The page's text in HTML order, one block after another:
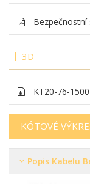
3D
KT20-76-
KÓTOVÉ
Popis Kabelu